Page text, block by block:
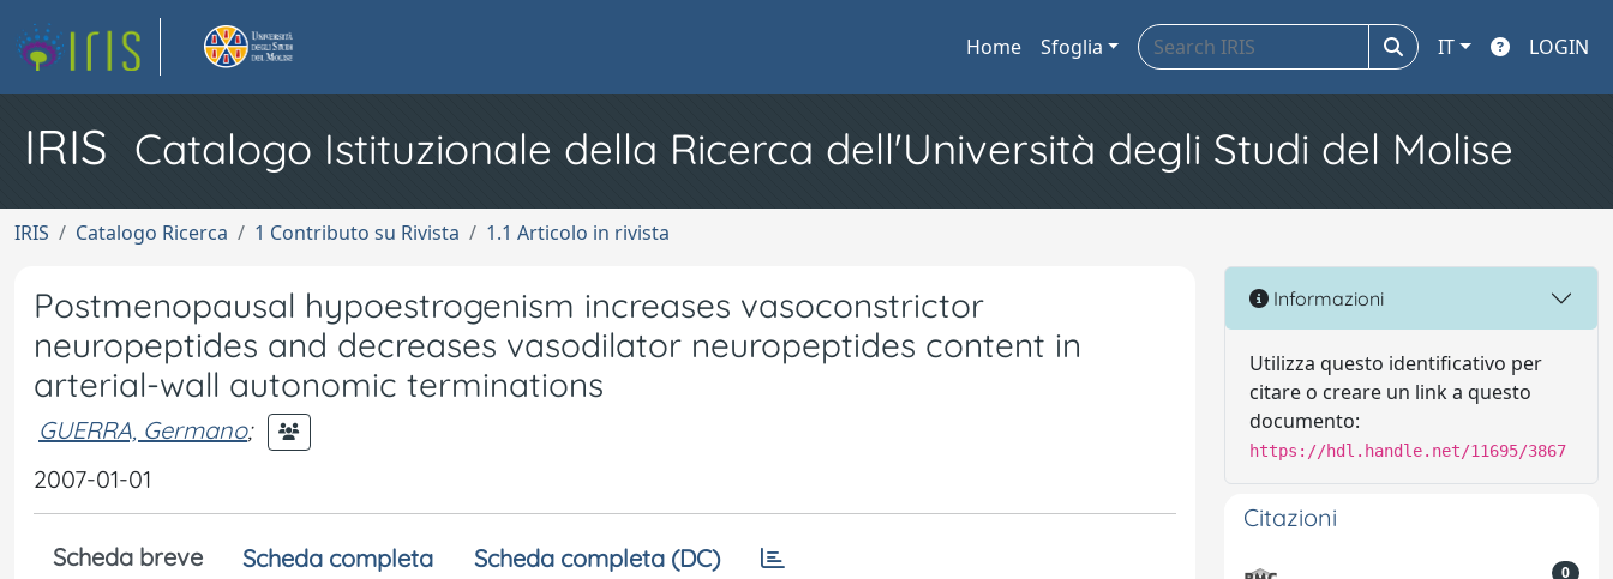
Home Sfoglia IT LOGIN
IRIS Catalogo Istituzionale della Ricerca dell'Università degli Studi del Molise
IRIS Catalogo Ricerca 1 Contributo su Rivista 1.1 Articolo in rivista
Postmenopausal hypoestrogenism increases vasoconstrictor
neuropeptides and decreases vasodilator neuropeptides content in
arterial-wall autonomic terminations
GUERRA, Germano;
2007-01-01
Scheda breve Scheda completa Scheda completa (DC)
Informazioni
Utilizza questo identificativo per
citare o creare un link a questo
documento:
https://hdl.handle.net/11695/3867
Citazioni
0